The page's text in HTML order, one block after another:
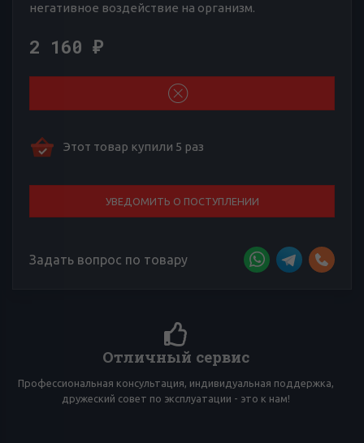
негативное воздействие на организм.
2 160 ₽
Этот товар купили 5 раз
УВЕДОМИТЬ О ПОСТУПЛЕНИИ
Задать вопрос по товару
Более 4000 отзывов к товарам
Сложно выбирать среди множества товаров? Тебе помогут
многочисленные отзывы товарищей по вейпингу!